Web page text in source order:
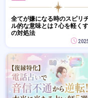
全てが嫌になる時のスピリ
ル的な意味とは？心を軽く
の対処法